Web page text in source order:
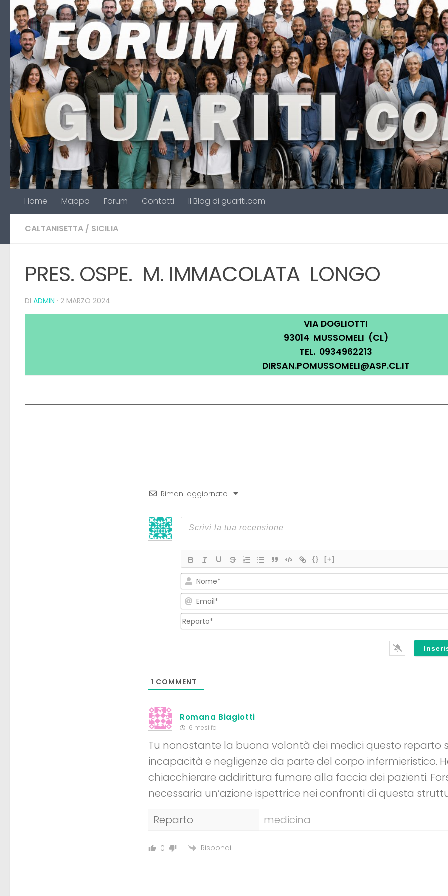
Salta al contenuto
Home Mappa Forum Contatti Il Blog di guariti.com
CALTANISETTA / SICILIA
PRES. OSPE. M. IMMACOLATA LONGO
DI ADMIN · 2 MARZO 2024
VIA DOGLIOTTI
93014 MUSSOMELI (CL)
TEL. 0934962213
DIRSAN.POMUSSOMELI@ASP.CL.IT
Rimani aggiornato
{} [+]
1 COMMENT
Romana Biagiotti
6 mesi fa
Tu nonostante la buona volontà dei medici questo reparto
incapacità e negligenze da parte del corpo infermieristico.
chiacchierare addirittura fumare alla faccia dei pazienti.
necessaria un’azione ispettrice nei confronti di questa
Reparto
medicina
0 Rispondi